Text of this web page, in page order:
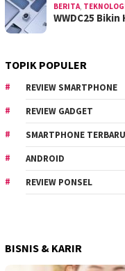
BERITA
WWDC25
TOPIK POPULER
REVIEW SMARTPHONE
REVIEW GADGET
SMARTPHONE TERBARU
ANDROID
REVIEW PONSEL
BISNIS & KARIR